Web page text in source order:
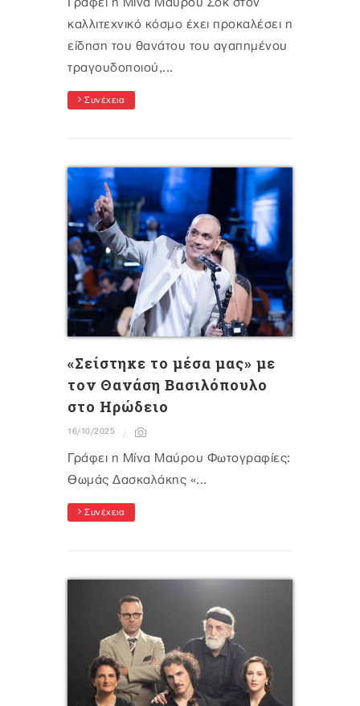
καλλιτεχνικό κόσμο έχει προκαλέσει η
είδηση του θανάτου του αγαπημένου
τραγουδοποιού,...
Συνέχεια
«Σείστηκε το μέσα μας» με
τον Θανάση Βασιλόπουλο
στο Ηρώδειο
16/10/2025
Γράφει η Μίνα Μαύρου Φωτογραφίες:
Θωμάς Δασκαλάκης «...
Συνέχεια